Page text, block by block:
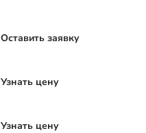
Оставить заявку
Узнать цену
Узнать цену